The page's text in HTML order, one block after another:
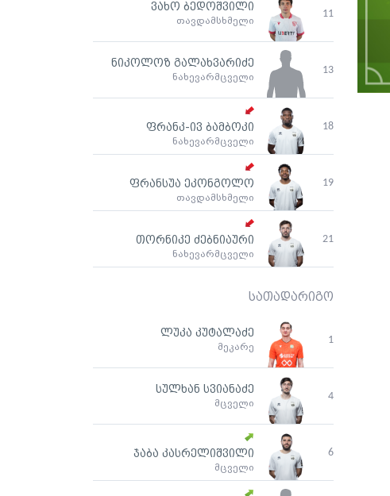
11
ვახო ბედოშვილი
თავდამსხმელი
13
ნიკოლოზ გალახვარიძე
ნახევარმცველი
18
ფრანკ-ივ ბამბოკი
ნახევარმცველი
19
ფრანსუა ეკონგოლო
თავდამსხმელი
21
თორნიკე ძებნიაური
ნახევარმცველი
სათადარიგო
1
ლუკა კუტალაძე
მეკარე
4
სულხან სვიანაძე
მცველი
6
ჯაბა კასრელიშვილი
მცველი